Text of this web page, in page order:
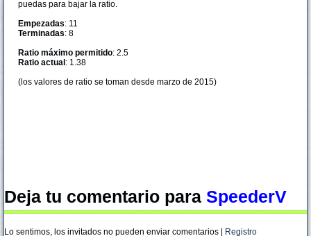
puedas para bajar la ratio.
Empezadas: 11
Terminadas: 8
Ratio máximo permitido: 2.5
Ratio actual : 1.38
(los valores de ratio se toman desde marzo de 2015)
Deja tu comentario para SpeederV
Lo sentimos, los invitados no pueden enviar comentarios | Registro